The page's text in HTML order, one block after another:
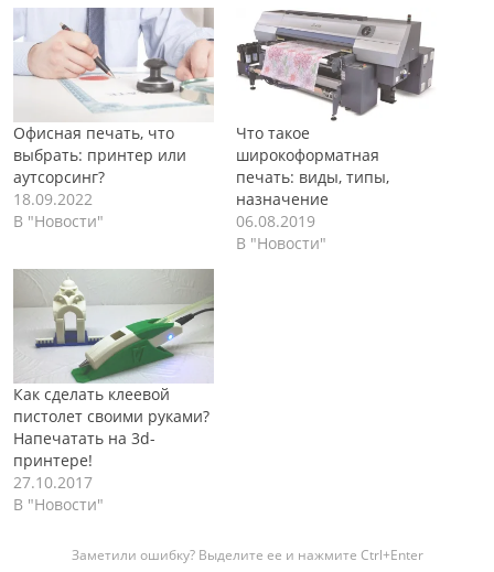
Офисная печать, что
выбрать: принтер или
аутсорсинг?
18.09.2022
В "Новости"
Что такое
широкоформатная
печать: виды, типы,
назначение
06.08.2019
В "Новости"
Как сделать клеевой
пистолет своими руками?
Напечатать на 3d-
принтере!
27.10.2017
В "Новости"
Заметили ошибку? Выделите ее и нажмите Ctrl+Enter